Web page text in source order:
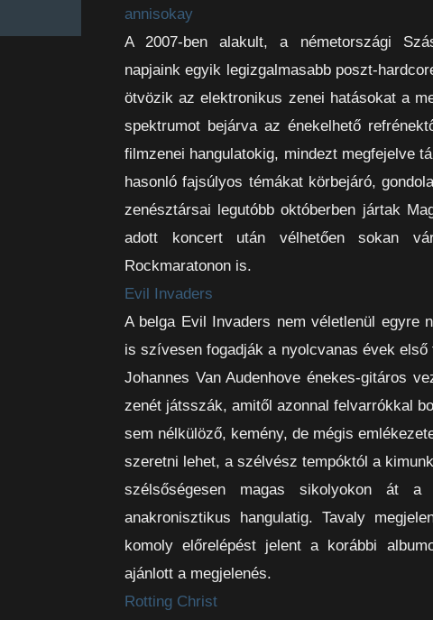
annisokay
A 2007-ben alakult, a németországi
napjaink egyik legizgalmasabb poszt-
ötvözik az elektronikus zenei hatásokat a
spektrumot bejárva az énekelhető
filmzenei hangulatokig, mindezt megfejelve
hasonló fajsúlyos témákat körbejáró,
zenésztársai legutóbb októberben jártak
adott koncert után vélhetően sokan
Rockmaratonon is.
Evil Invaders
A belga Evil Invaders nem véletlenül egyre
is szívesen fogadják a nyolcvanas évek
Johannes Van Audenhove énekes-gitáros
zenét játsszák, amitől azonnal felvarrókkal
sem nélkülöző, kemény, de mégis
szeretni lehet, a szélvész tempóktól a
szélsőségesen magas sikolyokon át
anakronisztikus hangulatig. Tavaly
komoly előrelépést jelent a korábbi
ajánlott a megjelenés.
Rotting Christ